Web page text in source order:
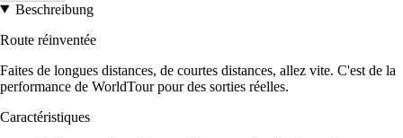
Beschreibung
Route réinventée
Faites de longues distances, de courtes distances, allez vite. C'est de la
performance de WorldTour pour des sorties réelles.
Caractéristiques